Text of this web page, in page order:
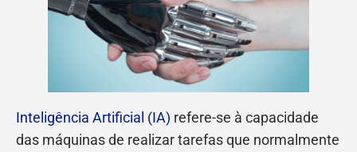
Inteligência Artificial (IA) refere-se à capacidade
das máquinas de realizar tarefas que normalmente